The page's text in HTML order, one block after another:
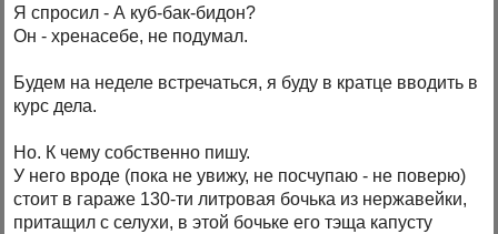
Я спросил - А куб-бак-бидон?
Он - хренасебе, не подумал.
Будем на неделе встречаться, я буду в кратце вводить в
курс дела.
Но. К чему собственно пишу.
У него вроде (пока не увижу, не посчупаю - не поверю)
стоит в гараже 130-ти литровая бочька из нержавейки,
притащил с селухи, в этой бочьке его тэща капусту